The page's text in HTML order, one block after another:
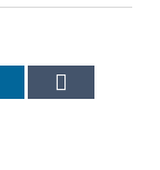
LinkedIn